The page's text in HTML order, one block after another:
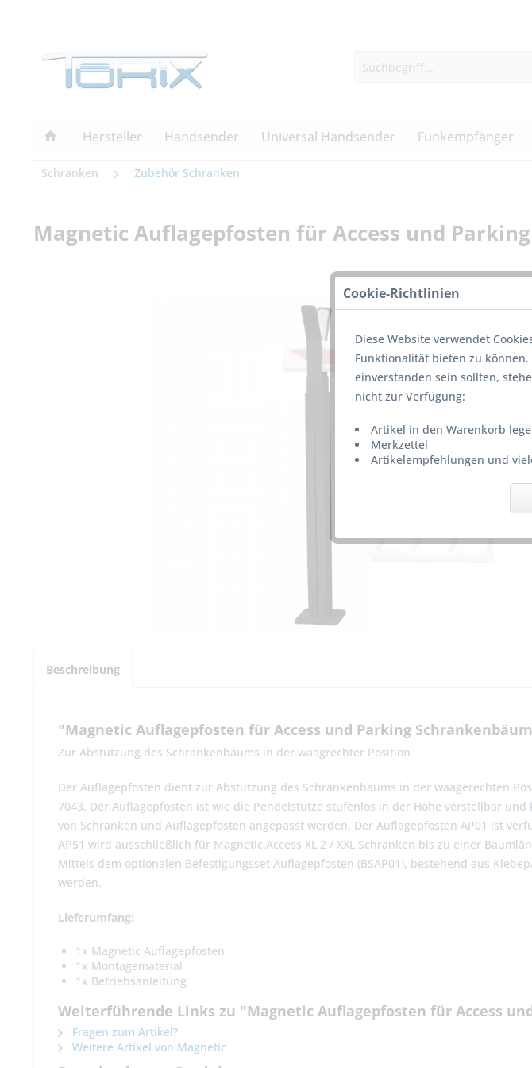
Hersteller Handsender Universal Handsender Funkempfänger
Schranken Zubehör Schranken
Magnetic Auflagepfosten für Access und
Beschreibung
"Magnetic Auflagepfosten für Access und Parking
Zur Abstützung des Schrankenbaums in der waagrechter Position
Der Auflagepfosten dient zur Abstützung des Schrankenbaums in der waagerechten
7043. Der Auflagepfosten ist wie die Pendelstütze stufenlos in der Höhe verstellbar
von Schranken und Auflagepfosten angepasst werden. Der Auflagepfosten AP01 ist
AP51 wird ausschließlich für Magnetic.Access XL 2 / XXL Schranken bis zu einer
Mittels dem optionalen Befestigungsset Auflagepfosten (BSAP01), bestehend aus
werden.
Lieferumfang:
1x Magnetic Auflagepfosten
1x Montagematerial
1x Betriebsanleitung
Weiterführende Links zu "Magnetic Auflagepfosten für Access
Fragen zum Artikel?
Weitere Artikel von Magnetic
Cookie-Richtlinien
Diese Website verwendet
Funktionalität bieten zu
einverstanden sein sollten,
nicht zur Verfügung:
Artikel in den Warenkorb
Merkzettel
Artikelempfehlungen und